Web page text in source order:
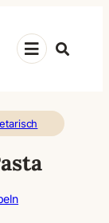
Suche